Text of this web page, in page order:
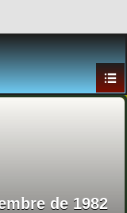
de 1982